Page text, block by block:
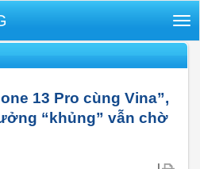
13 Pro cùng Vina”,
“khủng” vẫn chờ